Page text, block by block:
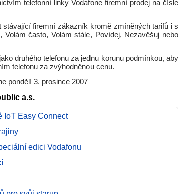
telefonní linky Vodafone firemní prodej na čísle
stávající firemní zákazník kromě zmíněných tarifů i s
Volám často, Volám stále, Povídej, Nezavěšuj nebo
druhého telefonu za jednu korunu podmínkou, aby
telefonu za zvýhodněnou cenu.
pondělí 3. prosince 2007
a.s.
IoT Easy Connect
edici Vodafonu